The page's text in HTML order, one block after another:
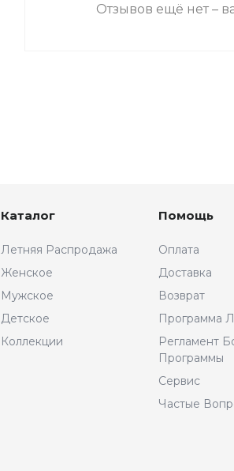
Отзывов ещё нет –
Каталог
Летняя Распродажа
Женское
Мужское
Детское
Коллекции
Помощь
Оплата
Доставка
Возврат
Программа
Регламент
Программы
Сервис
Частые